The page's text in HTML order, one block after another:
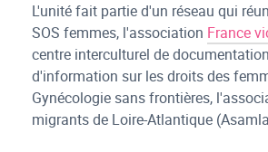
L'unité fait partie d'un réseau qui
SOS femmes, l'association France
centre interculturel de
d'information sur les droits des
Gynécologie sans frontières,
migrants de Loire-Atlantique